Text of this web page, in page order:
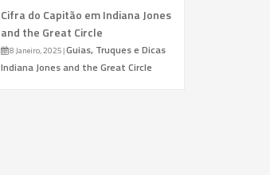
Cifra do Capitão em Indiana Jones
and the Great Circle
8 Janeiro, 2025|Guias, Truques e Dicas
Indiana Jones and the Great Circle